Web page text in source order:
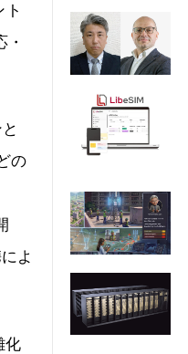
の
よ
化